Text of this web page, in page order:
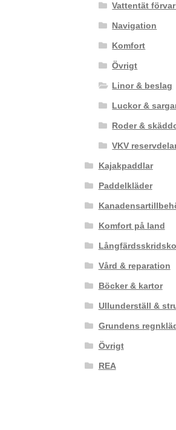
Vattentät
Navigation
Komfort
Övrigt
Linor & beslag
Luckor &
Roder &
VKV
Kajakpaddlar
Paddelkläder
Komfort på land
Långfärdsskridsko
Vård & reparation
Böcker & kartor
Ullunderställ &
Grundens
Övrigt
REA